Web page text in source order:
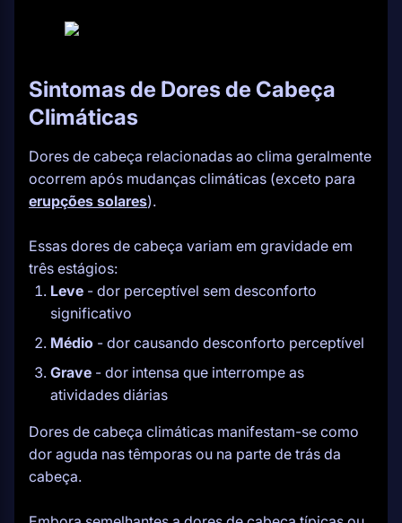
Sintomas de Dores de Cabeça
Climáticas
Dores de cabeça relacionadas ao clima geralmente
ocorrem após mudanças climáticas (exceto para
erupções solares).
Essas dores de cabeça variam em gravidade em
três estágios:
Leve - dor perceptível sem desconforto
significativo
Médio - dor causando desconforto perceptível
Grave - dor intensa que interrompe as
atividades diárias
Dores de cabeça climáticas manifestam-se como
dor aguda nas têmporas ou na parte de trás da
cabeça.